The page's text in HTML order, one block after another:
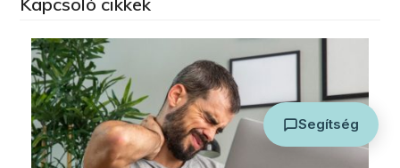
Segítség